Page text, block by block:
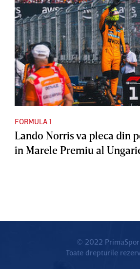
FORMULA 1
Lando Norris va pleca din
în Marele Premiu al
© 2022
Toate drepturile